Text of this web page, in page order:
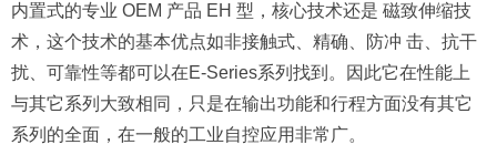
内置式的专业 OEM 产品 EH 型，核心技术还是 磁致伸缩技
术，这个技术的基本优点如非接触式、精确、防冲 击、抗干
扰、可靠性等都可以在E-Series系列找到。因此它在性能上
与其它系列大致相同，只是在输出功能和行程方面没有其它
系列的全面，在一般的工业自控应用非常广。